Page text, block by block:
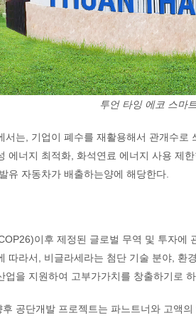
투언 타잉 에코 스마
서는, 기업이 폐수를 재활용해서 관개수
에너지 최적화, 화석연료 에너지 사용 제
유 자동차가 배출하는양에 해당한다.
이후 제정된 글로벌 무역 및 투자
따라서, 비글라세라는 첨단 기술 분야,
업을 지원하여 고부가가치를 창출하기로 하
공단개발 프로젝트는 파느트너와 고액